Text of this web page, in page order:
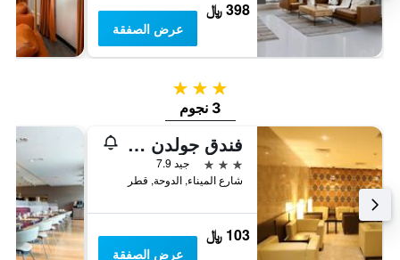
398 ﷼
عرض الصفقة
3 نجوم
3 نجوم
فندق جولدن أوشن
3 نجوم
جيد 7.9
شارع الميناء, الدوحة, قطر
103 ﷼
عرض الصفقة